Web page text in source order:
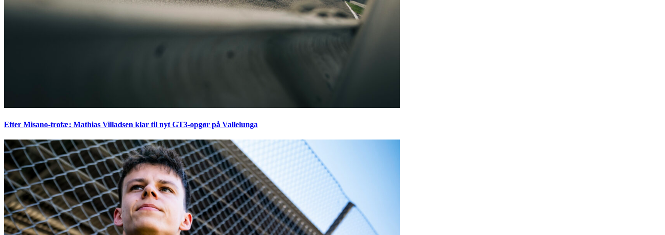
Efter Misano-trofæ: Mathias Villadsen klar til nyt GT3-opgør på Vallelunga